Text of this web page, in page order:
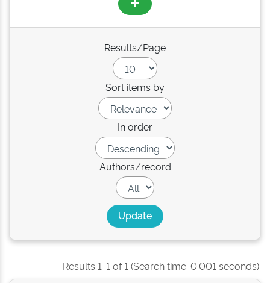
Results/Page
Sort items by
In order
Authors/record
Results 1-1 of 1 (Search time: 0.001 seconds).